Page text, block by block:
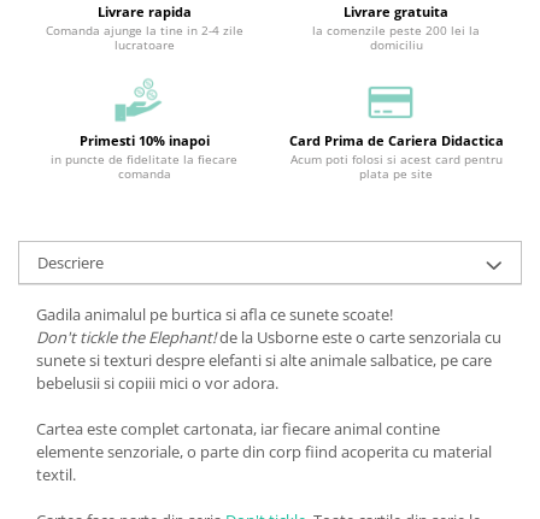
Livrare rapida
Comanda ajunge la tine in 2-4 zile
lucratoare
Livrare gratuita
la comenzile peste 200 lei la
domiciliu
Primesti 10% inapoi
in puncte de fidelitate la fiecare
comanda
Card Prima de Cariera Didactica
Acum poti folosi si acest card pentru
plata pe site
Descriere
Gadila animalul pe burtica si afla ce sunete scoate!
Don't tickle the Elephant!de la Usborne este o carte senzoriala cu
sunete si texturi despre elefanti si alte animale salbatice, pe care
bebelusii si copiii mici o vor adora.
Cartea este complet cartonata, iar fiecare animal contine
elemente senzoriale, o parte din corp fiind acoperita cu material
textil.